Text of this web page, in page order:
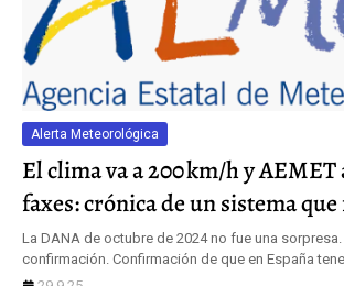
Alerta Meteorológica
El clima va a 200 km/h y
faxes: crónica de un sistema que
La DANA de octubre de 2024 no fue una sorpresa.
confirmación. Confirmación de que en España